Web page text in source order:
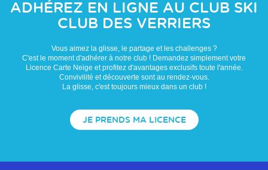
ADHÉREZ EN LIGNE AU CLUB SKI
CLUB DES VERRIERS
Vous aimez la glisse, le partage et les challenges ?
C'est le moment d'adhérer à notre club ! Demandez simplement votre
Licence Carte Neige et profitez d'avantages exclusifs toute l'année.
Convivilité et découverte sont au rendez-vous.
La glisse, c'est toujours mieux dans un club !
JE PRENDS MA LICENCE